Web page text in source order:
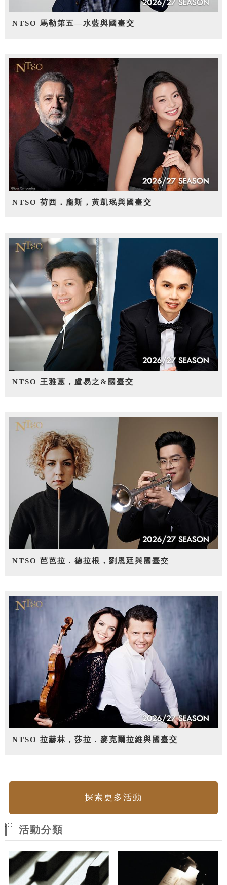
NTSO 馬勒第五—水藍與國臺交
NTSO 荷西．龐斯，黃凱珉與國臺交
NTSO 王雅蕙，盧易之&國臺交
NTSO 芭芭拉．德拉根，劉恩廷與國臺交
NTSO 拉赫林，莎拉．麥克爾拉維與國臺交
探索更多活動
:::
活動分類